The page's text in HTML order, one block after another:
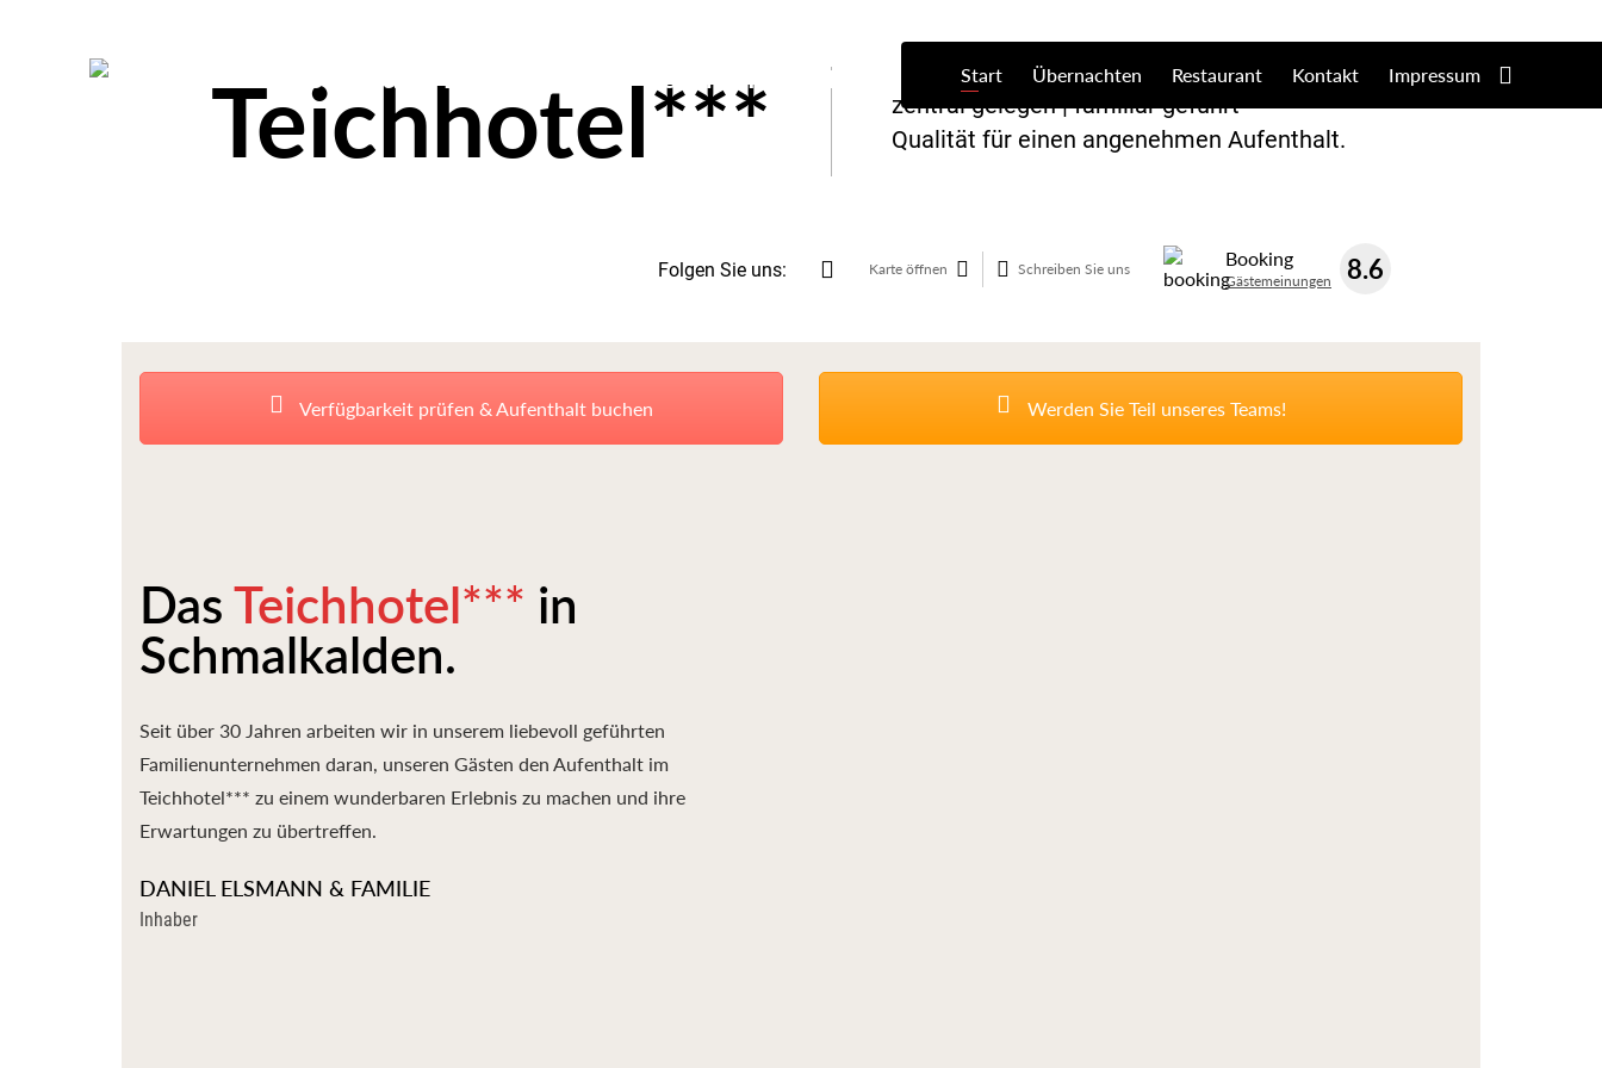
Start Übernachten Restaurant Kontakt Impressum
Teichhotel***
zentral gelegen | familiär geführt
Qualität für einen angenehmen Aufenthalt.
Folgen Sie uns: Karte öffnen Schreiben Sie uns Booking
Gästemeinungen 8.6
Verfügbarkeit prüfen & Aufenthalt buchen Werden Sie Teil unseres Teams!
DasTeichhotel*** in
Schmalkalden.
Seit über 30 Jahren arbeiten wir in unserem liebevoll geführten
Familienunternehmen daran, unseren Gästen den Aufenthalt im
Teichhotel*** zu einem wunderbaren Erlebnis zu machen und ihre
Erwartungen zu übertreffen.
DANIEL ELSMANN & FAMILIE
Inhaber